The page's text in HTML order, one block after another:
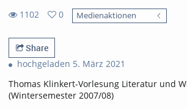
1102
views
0
favorites
Medienaktionen
Share
hochgeladen 5. März 2021
Thomas Klinkert-Vorlesung Literatur und
(Wintersemester 2007/08)